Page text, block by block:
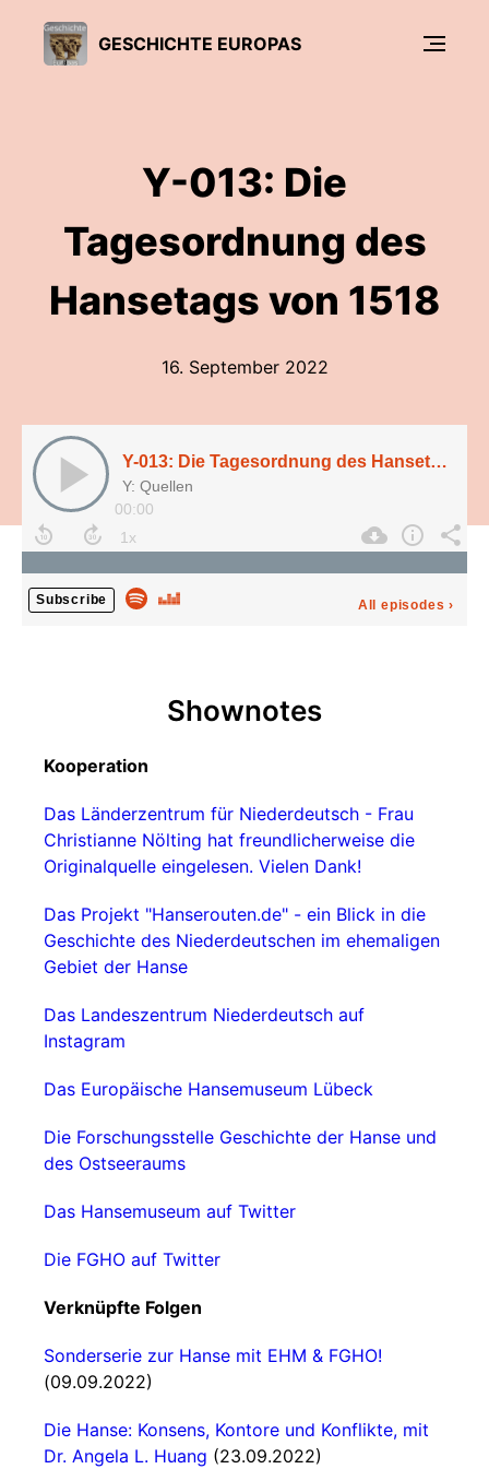
GESCHICHTE EUROPAS
Y-013: Die
Tagesordnung des
Hansetags von 1518
16. September 2022
Y-013: Die Tagesordnung des Hansetags von 1518
Y: Quellen
00:00
Subscribe All episodes ›
Shownotes
Kooperation
Das Länderzentrum für Niederdeutsch - Frau
Christianne Nölting hat freundlicherweise die
Originalquelle eingelesen. Vielen Dank!
Das Projekt "Hanserouten.de" - ein Blick in die
Geschichte des Niederdeutschen im ehemaligen
Gebiet der Hanse
Das Landeszentrum Niederdeutsch auf
Instagram
Das Europäische Hansemuseum Lübeck
Die Forschungsstelle Geschichte der Hanse und
des Ostseeraums
Das Hansemuseum auf Twitter
Die FGHO auf Twitter
Verknüpfte Folgen
Sonderserie zur Hanse mit EHM & FGHO!
(09.09.2022)
Die Hanse: Konsens, Kontore und Konflikte, mit
Dr. Angela L. Huang (23.09.2022)